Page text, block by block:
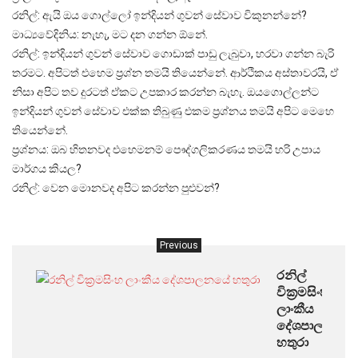
රනිල්: ඇයි ඔය ගොල්ලෝ ඉන්දියන් ගුවන් සේවාව විකුනන්නේ?
මාධ්‍යවේදිනිය: නැහැ, මට දන ගන්න ඕනේ.
රනිල්: ඉන්දියන් ගුවන් සේවාව ගොඩාක් පාඩු ලැබුවා, හරවා ගන්න බැරි
තරමට. අපිටත් එහෙම ප්‍රශ්න තමයි තියෙන්නේ. ආර්ථිකය අස්තාවරයි, ඒ
නිසා අපිට තව දුරටත් ඒකට උපකාර කරන්න බැහැ. ඔයගොල්ලන්ට
ඉන්දියන් ගුවන් සේවාව එක්ක තිබුණු එකම ප්‍රශ්නය තමයි අපිට මෙහෙ
තියෙන්නේ.
ප්‍රශ්නය: ඔබ හිතනවද එහෙමනම් පෞද්ගලිකරණය තමයි හරි උපාය
මාර්ගය කියල?
රනිල්: වෙන මොනවද අපිට කරන්න පුළුවන්?
Previous
රනිල්
වික්‍රමසිංහ
ලාංකීය
දේශපාලනයේ
හතුරා